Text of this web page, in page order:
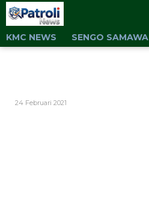
Lewati
ke
konten
KMC NEWS
SENGO SAMAWA
24 Februari 2021